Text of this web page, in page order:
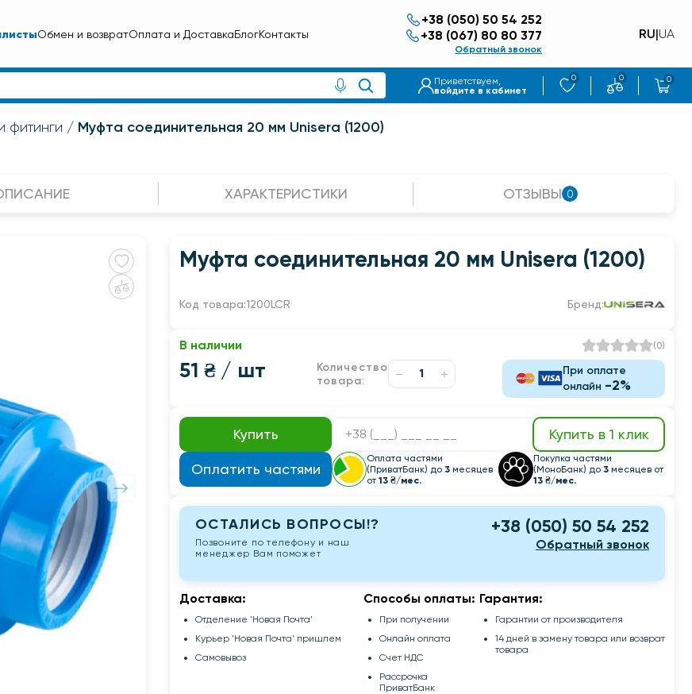
Обмен и возвратОплата и ДоставкаБлогКонтакты
+38 (050) 50 54 252
+38 (067) 80 80 377
Обратный звонок
RU|UA
Приветствуем,
войдите в кабинет
0 0 0
фитинги Муфта соединительная 20 мм Unisera (1200)
ХАРАКТЕРИСТИКИ ОТЗЫВЫ 0
Муфта соединительная 20 мм Unisera (1200)
Код товара:1200LCR Бренд:
В наличии (0)
51 ₴/ шт
Количество
товара:
При оплате
онлайн -2%
Купить Купить в 1 клик
Оплатить частями
Оплата частями
(ПриватБанк) до 3 месяцев
от 13 ₴/мес.
Покупка частями
(МоноБанк) до 3 месяцев от
13 ₴/мес.
ОСТАЛИСЬ ВОПРОСЫ!?
Позвоните по телефону и наш
менеджер Вам поможет
+38 (050) 50 54 252
Обратный звонок
Доставка:
Отделение 'Новая Почта'
Курьер 'Новая Почта' пришлем
Самовывоз
Способы оплаты:
При получении
Онлайн оплата
Счет НДС
Рассрочка
ПриватБанк
Гарантия:
Гарантии от производителя
14 дней в замену товара или возврат
товара